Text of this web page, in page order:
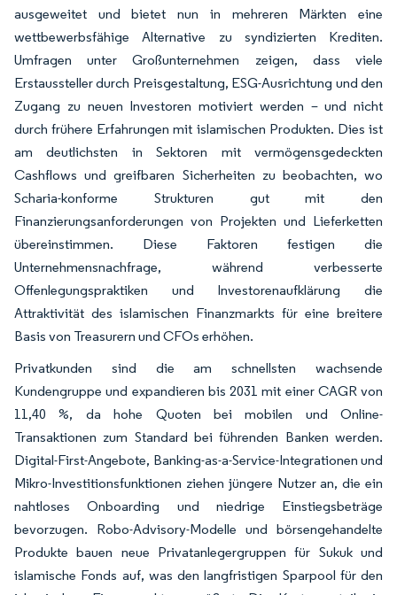
ausgeweitet und bietet nun in mehreren Märkten eine
wettbewerbsfähige Alternative zu syndizierten Krediten.
Umfragen unter Großunternehmen zeigen, dass viele
Erstaussteller durch Preisgestaltung, ESG-Ausrichtung und den
Zugang zu neuen Investoren motiviert werden – und nicht
durch frühere Erfahrungen mit islamischen Produkten. Dies ist
am deutlichsten in Sektoren mit vermögensgedeckten
Cashflows und greifbaren Sicherheiten zu beobachten, wo
Scharia-konforme Strukturen gut mit den
Finanzierungsanforderungen von Projekten und Lieferketten
übereinstimmen. Diese Faktoren festigen die
Unternehmensnachfrage, während verbesserte
Offenlegungspraktiken und Investorenaufklärung die
Attraktivität des islamischen Finanzmarkts für eine breitere
Basis von Treasurern und CFOs erhöhen.
Privatkunden sind die am schnellsten wachsende
Kundengruppe und expandieren bis 2031 mit einer CAGR von
11,40 %, da hohe Quoten bei mobilen und Online-
Transaktionen zum Standard bei führenden Banken werden.
Digital-First-Angebote, Banking-as-a-Service-Integrationen und
Mikro-Investitionsfunktionen ziehen jüngere Nutzer an, die ein
nahtloses Onboarding und niedrige Einstiegsbeträge
bevorzugen. Robo-Advisory-Modelle und börsengehandelte
Produkte bauen neue Privatanlegergruppen für Sukuk und
islamische Fonds auf, was den langfristigen Sparpool für den